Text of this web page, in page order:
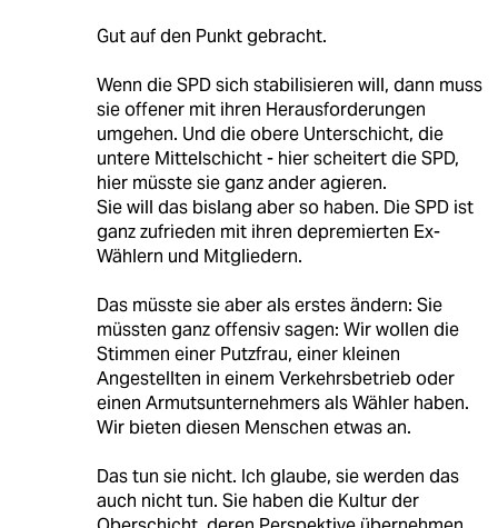
Gut auf den Punkt gebracht.
Wenn die SPD sich stabilisieren will, dann muss
sie offener mit ihren Herausforderungen
umgehen. Und die obere Unterschicht, die
untere Mittelschicht - hier scheitert die SPD,
hier müsste sie ganz ander agieren.
Sie will das bislang aber so haben. Die SPD ist
ganz zufrieden mit ihren depremierten Ex-
Wählern und Mitgliedern.
Das müsste sie aber als erstes ändern: Sie
müssten ganz offensiv sagen: Wir wollen die
Stimmen einer Putzfrau, einer kleinen
Angestellten in einem Verkehrsbetrieb oder
einen Armutsunternehmers als Wähler haben.
Wir bieten diesen Menschen etwas an.
Das tun sie nicht. Ich glaube, sie werden das
auch nicht tun. Sie haben die Kultur der